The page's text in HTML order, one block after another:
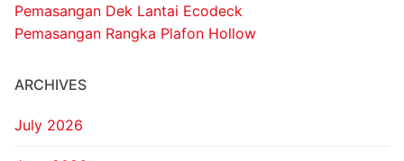
Pemasangan Dek Lantai Ecodeck
Pemasangan Rangka Plafon Hollow
ARCHIVES
July 2026